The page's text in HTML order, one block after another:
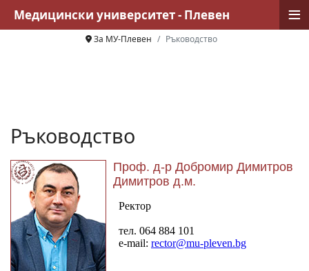
За МУ-Плевен Ръководство
Ръководство
Проф. д-р Добромир Димитров
Димитров д.м.
Медицински университет - Плевен ≡